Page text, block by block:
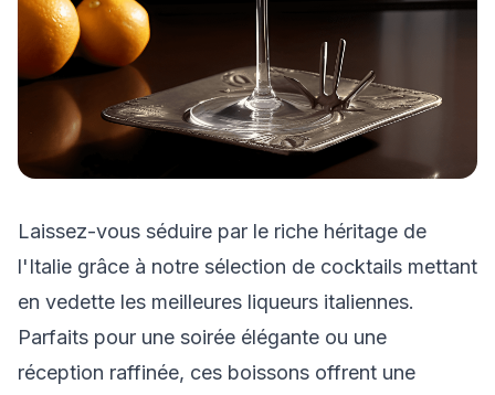
Laissez-vous séduire par le riche héritage de
l'Italie grâce à notre sélection de cocktails mettant
en vedette les meilleures liqueurs italiennes.
Parfaits pour une soirée élégante ou une
réception raffinée, ces boissons offrent une